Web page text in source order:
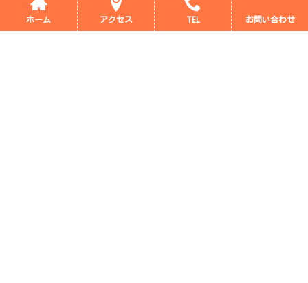
支援プログラム
当施設のご案内
ホーム アクセス TEL お問い合わせ